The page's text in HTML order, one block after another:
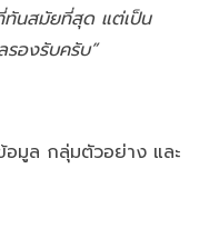
ทันสมัยที่สุด แต่เป็น
รองรับครับ”
อมูล กลุ่มตัวอย่าง และ